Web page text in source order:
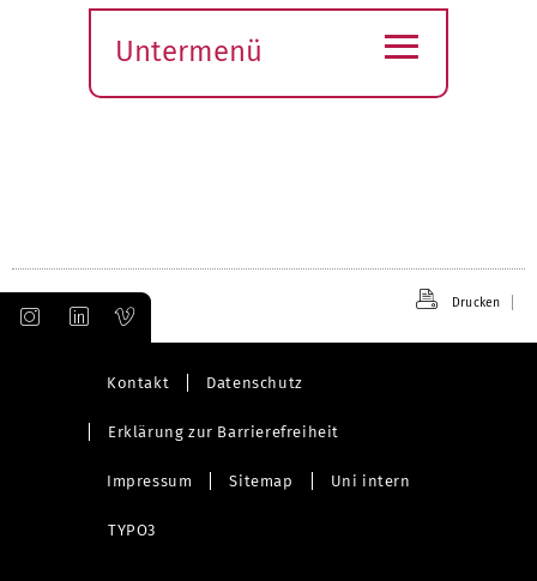
Untermenü
≡
Drucken
Kontakt Datenschutz
Erklärung zur Barrierefreiheit
Impressum Sitemap Uni intern
TYPO3